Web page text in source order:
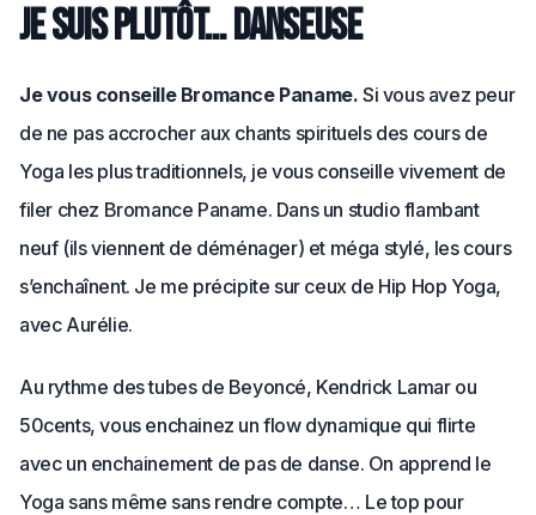
Je suis plutôt… danseuse
Je vous conseille Bromance Paname. Si vous avez peur
de ne pas accrocher aux chants spirituels des cours de
Yoga les plus traditionnels, je vous conseille vivement de
filer chez Bromance Paname. Dans un studio flambant
neuf (ils viennent de déménager) et méga stylé, les cours
s’enchaînent. Je me précipite sur ceux de Hip Hop Yoga,
avec Aurélie.
Au rythme des tubes de Beyoncé, Kendrick Lamar ou
50cents, vous enchainez un flow dynamique qui flirte
avec un enchainement de pas de danse. On apprend le
Yoga sans même sans rendre compte… Le top pour